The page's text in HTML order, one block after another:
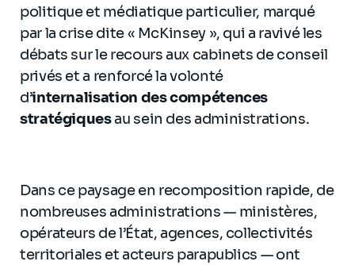
politique et médiatique particulier, marqué
par la crise dite « McKinsey », qui a ravivé les
débats sur le recours aux cabinets de conseil
privés et a renforcé la volonté
d’internalisation des compétences
stratégiquesau sein des administrations.
Dans ce paysage en recomposition rapide, de
nombreuses administrations — ministères,
opérateurs de l’État, agences, collectivités
territoriales et acteurs parapublics — ont